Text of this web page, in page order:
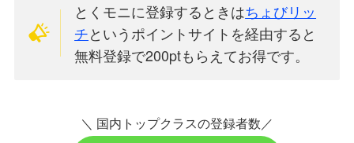
とくモニに登録するときはちょびリッ
チというポイントサイトを経由すると
無料登録で200ptもらえてお得です。
＼ 国内トップクラスの登録者数／